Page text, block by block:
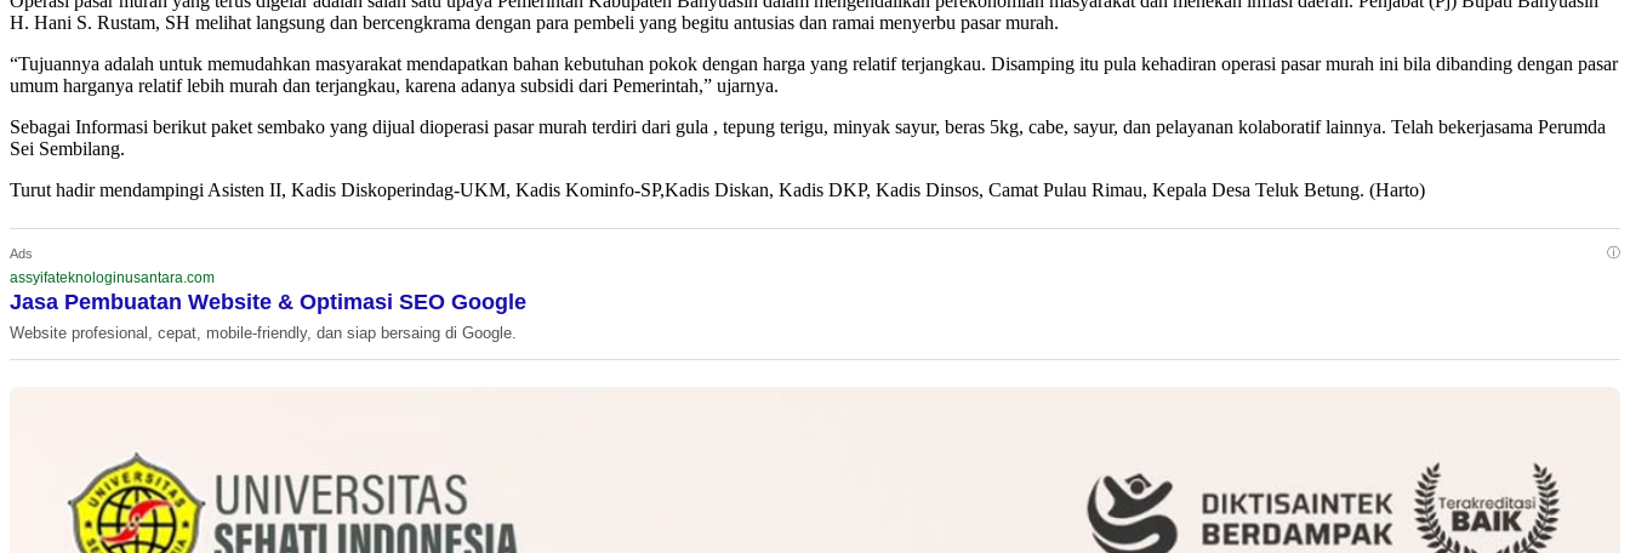
H. Hani S. Rustam, SH melihat langsung dan bercengkrama dengan para pembeli yang begitu antusias dan ramai menyerbu pasar murah.
“Tujuannya adalah untuk memudahkan masyarakat mendapatkan bahan kebutuhan pokok dengan harga yang relatif terjangkau. Disamping itu pula kehadiran operasi pasar murah ini bila dibanding dengan pasar
umum harganya relatif lebih murah dan terjangkau, karena adanya subsidi dari Pemerintah,” ujarnya.
Sebagai Informasi berikut paket sembako yang dijual dioperasi pasar murah terdiri dari gula , tepung terigu, minyak sayur, beras 5kg, cabe, sayur, dan pelayanan kolaboratif lainnya. Telah bekerjasama Perumda
Sei Sembilang.
Turut hadir mendampingi Asisten II, Kadis Diskoperindag-UKM, Kadis Kominfo-SP,Kadis Diskan, Kadis DKP, Kadis Dinsos, Camat Pulau Rimau, Kepala Desa Teluk Betung. (Harto)
Ads ⓘ
assyifateknologinusantara.com
Jasa Pembuatan Website & Optimasi SEO Google
Website profesional, cepat, mobile-friendly, dan siap bersaing di Google.